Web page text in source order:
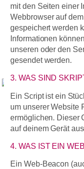
mit den Seiten einer
Webbrowser auf
gespeichert werden
Informationen
unseren oder den
gesendet werden.
3. WAS SIND
Ein Script ist ein
um unserer Website
ermöglichen. Dieser
auf deinem Gerät
4. WAS IST EIN
Ein Web-Beacon